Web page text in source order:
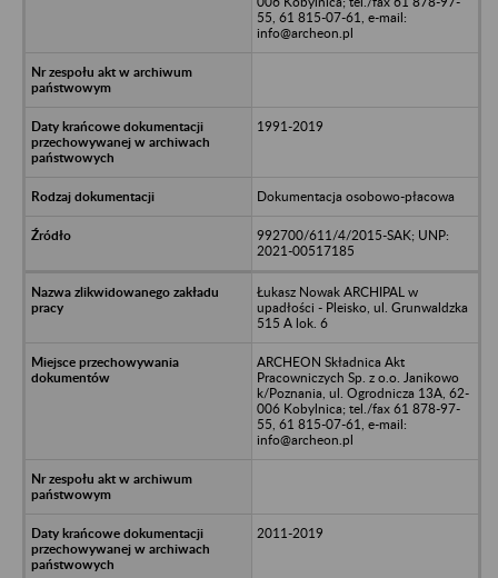
55, 61 815-07-61, e-mail:
info@archeon.pl
1991-2019
Dokumentacja osobowo-płacowa
992700/611/4/2015-SAK; UNP:
2021-00517185
Łukasz Nowak ARCHIPAL w
upadłości - Pleisko, ul. Grunwaldzka
515 A lok. 6
ARCHEON Składnica Akt
Pracowniczych Sp. z o.o. Janikowo
k/Poznania, ul. Ogrodnicza 13A, 62-
006 Kobylnica; tel./fax 61 878-97-
55, 61 815-07-61, e-mail:
info@archeon.pl
2011-2019